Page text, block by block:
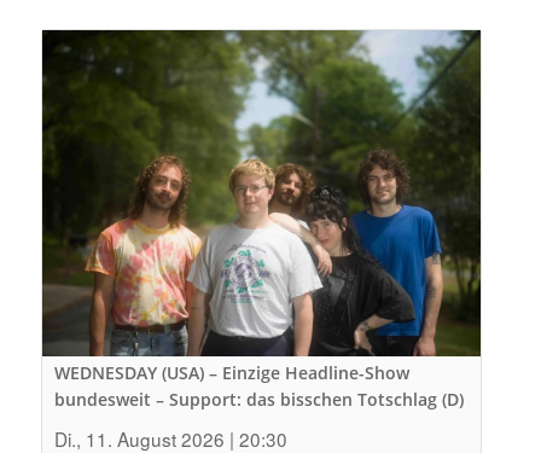
WEDNESDAY (USA) – Einzige Headline-Show
bundesweit – Support: das bisschen Totschlag (D)
Di., 11. August 2026 | 20:30